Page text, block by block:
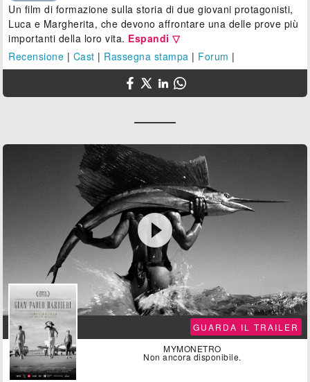
Un film di formazione sulla storia di due giovani protagonisti,
Luca e Margherita, che devono affrontare una delle prove più
importanti della loro vita. Espandi ▽
Recensione | Cast | Rassegna stampa | Forum |

GUARDA IL TRAILER
MYMONETRO
Non ancora disponibile.